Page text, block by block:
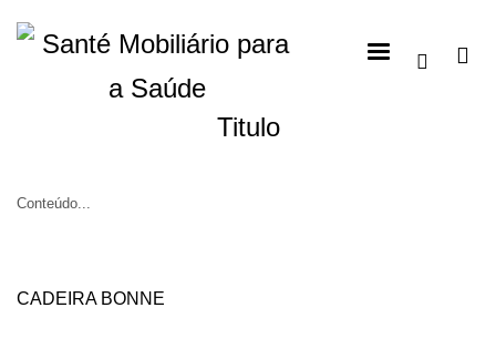
Titulo
Conteúdo...
CADEIRA BONNE